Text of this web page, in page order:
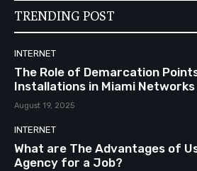
TRENDING POST
INTERNET
The Role of Demarcation
Installations in Miami Networks
August 19, 2025
INTERNET
What are The Advantages of
Agency for a Job?